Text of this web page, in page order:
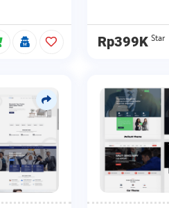
Rp399K Star